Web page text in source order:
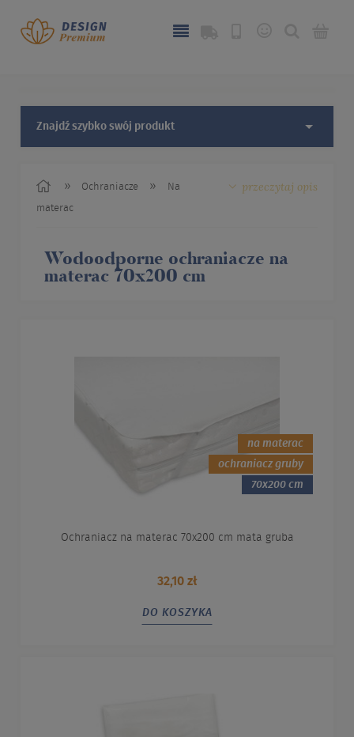
Znajdź szybko swój produkt
» Ochraniacze » Na
materac
przeczytaj opis
Wodoodporne ochraniacze na
materac 70x200 cm
na materac
ochraniacz gruby
70x200 cm
Ochraniacz na materac 70x200 cm mata gruba
32,10 zł
DO KOSZYKA